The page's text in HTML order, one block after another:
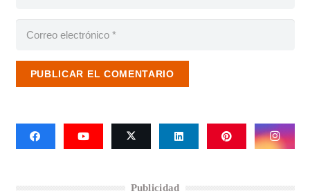
PUBLICAR EL COMENTARIO
Publicidad